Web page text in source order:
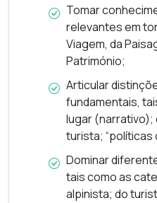
finalmente, um
sobre a Viagem, numa
expandidas. Sob o mote
“Vivemos todos, neste
saído de um porto que
porto que ignoramos;
outros, uma amabilidade
Soares), procuramos,
visão ética e política
Tomar
relevantes em
Viagem, da
Património;
Articular
fundamentais,
lugar (narrativo);
turista; “políticas
Dominar
tais como as
alpinista; do